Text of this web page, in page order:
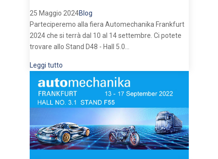
25 Maggio 2024Blog
Parteciperemo alla fiera Automechanika Frankfurt
2024 che si terrà dal 10 al 14 settembre. Ci potete
trovare allo Stand D48 - Hall 5.0...
Leggi tutto